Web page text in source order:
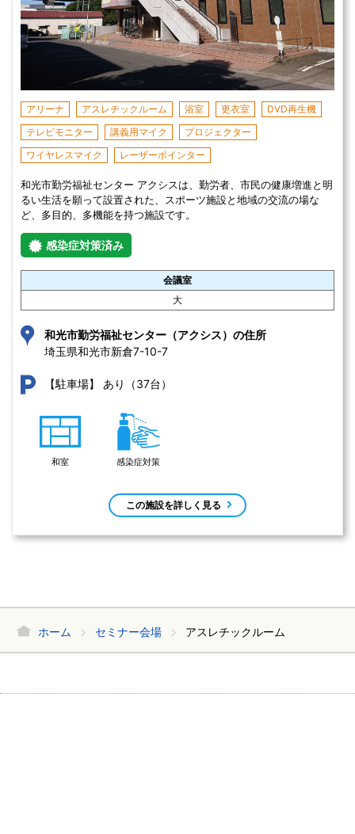
アリーナ アスレチックルーム 浴室 更衣室
DVD再生機
テレビモニター
講義用マイク
プロジェクター
ワイヤレスマイク
レーザーポインター
和光市勤労福祉センター アクシスは、勤労者、市民の健康増進と明
るい生活を願って設置された、スポーツ施設と地域の交流の場な
ど、多目的、多機能を持つ施設です。
感染症対策済み
会議室
大
和光市勤労福祉センター（アクシス）の住所
埼玉県和光市新倉7-10-7
【駐車場】 あり（37台）
和室 感染症対策
この施設を詳しく見る
ホーム セミナー会場 アスレチックルーム